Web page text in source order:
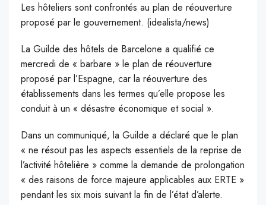
Les hôteliers sont confrontés au plan de réouverture
proposé par le gouvernement. (idealista/news)
La Guilde des hôtels de Barcelone a qualifié ce
mercredi de « barbare » le plan de réouverture
proposé par l’Espagne, car la réouverture des
établissements dans les termes qu’elle propose les
conduit à un « désastre économique et social ».
Dans un communiqué, la Guilde a déclaré que le plan
« ne résout pas les aspects essentiels de la reprise de
l’activité hôtelière » comme la demande de prolongation
« des raisons de force majeure applicables aux ERTE »
pendant les six mois suivant la fin de l’état d’alerte.